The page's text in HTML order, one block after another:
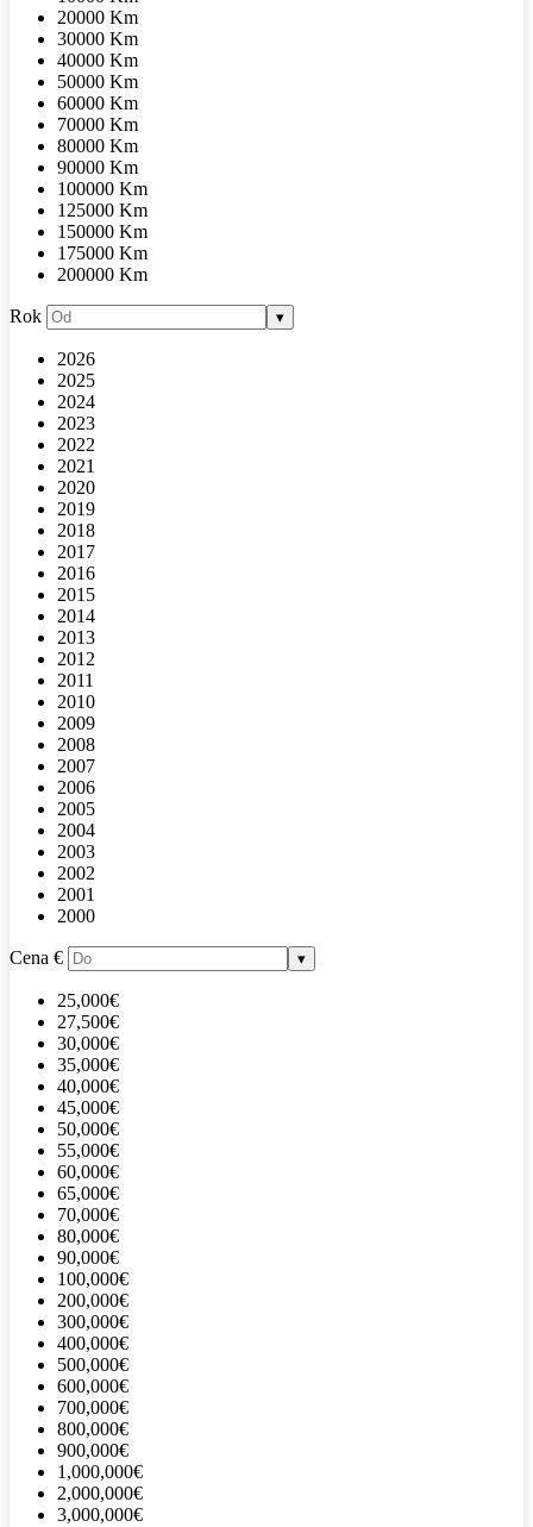
20000 Km
30000 Km
40000 Km
50000 Km
60000 Km
70000 Km
80000 Km
90000 Km
100000 Km
125000 Km
150000 Km
175000 Km
200000 Km
Rok ▾
2026
2025
2024
2023
2022
2021
2020
2019
2018
2017
2016
2015
2014
2013
2012
2011
2010
2009
2008
2007
2006
2005
2004
2003
2002
2001
2000
Cena € ▾
25,000€
27,500€
30,000€
35,000€
40,000€
45,000€
50,000€
55,000€
60,000€
65,000€
70,000€
80,000€
90,000€
100,000€
200,000€
300,000€
400,000€
500,000€
600,000€
700,000€
800,000€
900,000€
1,000,000€
2,000,000€
3,000,000€